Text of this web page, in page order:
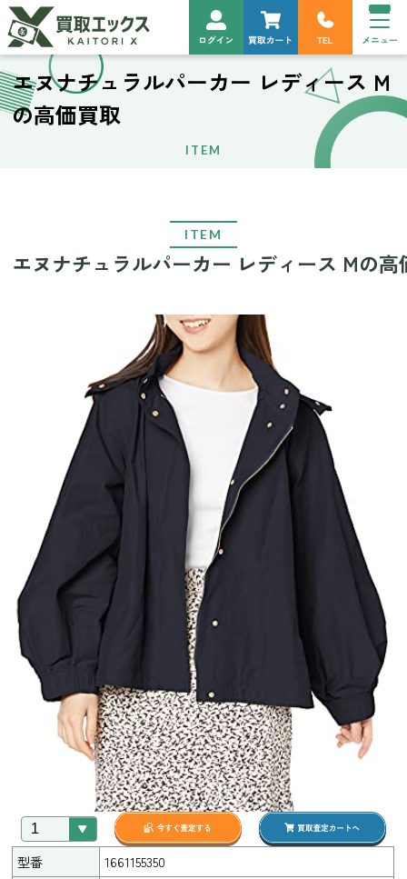
エヌナチュラルパーカー レディース M
の高価買取
ITEM
ITEM
エヌナチュラルパーカー レディース Mの高
型番
1661155350